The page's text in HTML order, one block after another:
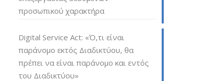
προσωπικού χαρακτήρα
Digital Service Act: «Ό,τι είναι
παράνομο εκτός Διαδικτύου, θα
πρέπει να είναι παράνομο και εντός
του Διαδικτύου»